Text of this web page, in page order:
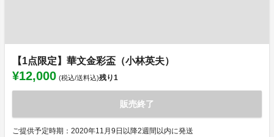
【1点限定】華文金彩盃（小林英夫）
¥12,000 (税込/送料込)残り1
販売終了
ご提供予定時期：2020年11月9日以降2週間以内に発送